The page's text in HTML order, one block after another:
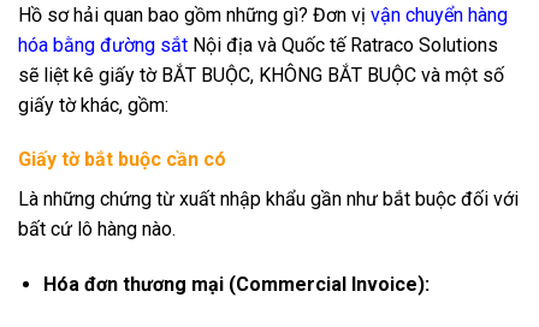
Hồ sơ hải quan bao gồm những gì? Đơn vị vận chuyển hàng
hóa bằng đường sắt Nội địa và Quốc tế Ratraco Solutions
sẽ liệt kê giấy tờ BẮT BUỘC, KHÔNG BẮT BUỘC và một số
giấy tờ khác, gồm:
Giấy tờ bắt buộc cần có
Là những chứng từ xuất nhập khẩu gần như bắt buộc đối với
bất cứ lô hàng nào.
Hóa đơn thương mại (Commercial Invoice):